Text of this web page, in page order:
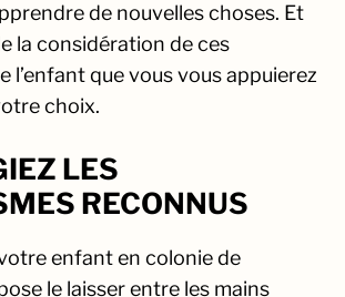
de nouvelles choses. Et
la considération de ces
l’enfant que vous vous appuierez
choix.
adderall-belgique-
priligy-belgique-pfz.html
tramadol-belgique-
LES
RECONNUS
enfant en colonie de
le laisser entre les mains